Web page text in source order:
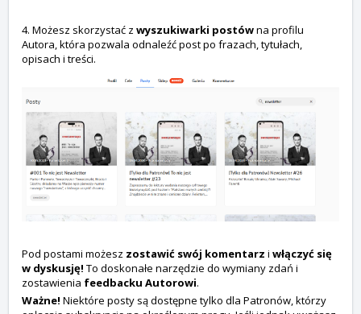
4. Możesz skorzystać z wyszukiwarki postówna profilu
Autora, która pozwala odnaleźć post po frazach, tytułach,
opisach i treści.
Pod postami możesz zostawić swój komentarz i włączyć się
w dyskusję! To doskonałe narzędzie do wymiany zdań i
zostawienia feedbacku Autorowi.
Ważne! Niektóre posty są dostępne tylko dla Patronów, którzy